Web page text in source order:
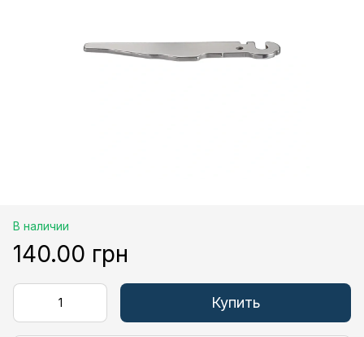
В наличии
140.00 грн
Купить